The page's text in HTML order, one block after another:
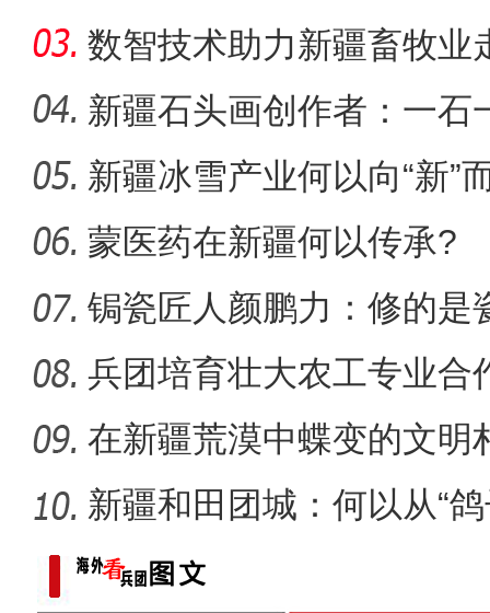
侨乡故事 | 创业者青年古丽
数智技术助力新疆畜牧业
新疆石头画创作者：一石
新疆冰雪产业何以向“新”
蒙医药在新疆何以传承?
锔瓷匠人颜鹏力：修的是
兵团培育壮大农工专业合
能
在新疆荒漠中蝶变的文明
新疆和田团城：何以从“